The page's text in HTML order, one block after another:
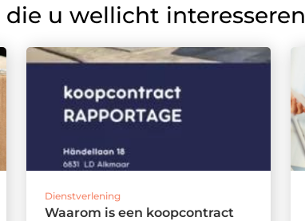
die u wellicht interesseren
Dienstverlening
Waarom is een koopcontract